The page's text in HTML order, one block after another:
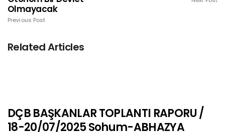
Olmayacak
Previous Post
Related Articles
DÇB BAŞKANLAR TOPLANTI RAPORU /
18-20/07/2025 Sohum-ABHAZYA